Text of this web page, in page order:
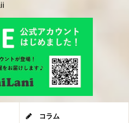
コラム